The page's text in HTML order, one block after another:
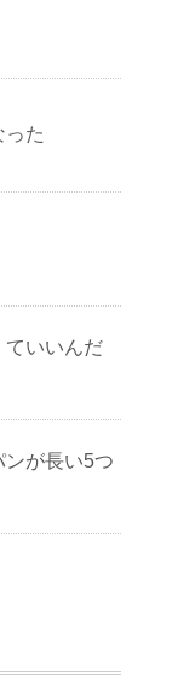
った
ていいんだ
ンが長い5つ